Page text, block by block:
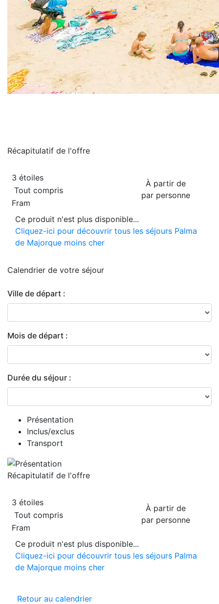
Récapitulatif de l'offre
À partir de
par personne
3 étoiles
Tout compris
Fram
Ce produit n'est plus disponible...
Cliquez-ici pour découvrir tous les séjours Palma
de Majorque moins cher
Calendrier de votre séjour
Ville de départ :
Mois de départ :
Durée du séjour :
Présentation
Inclus/exclus
Transport
Récapitulatif de l'offre
À partir de
par personne
3 étoiles
Tout compris
Fram
Ce produit n'est plus disponible...
Cliquez-ici pour découvrir tous les séjours Palma
de Majorque moins cher
Retour au calendrier